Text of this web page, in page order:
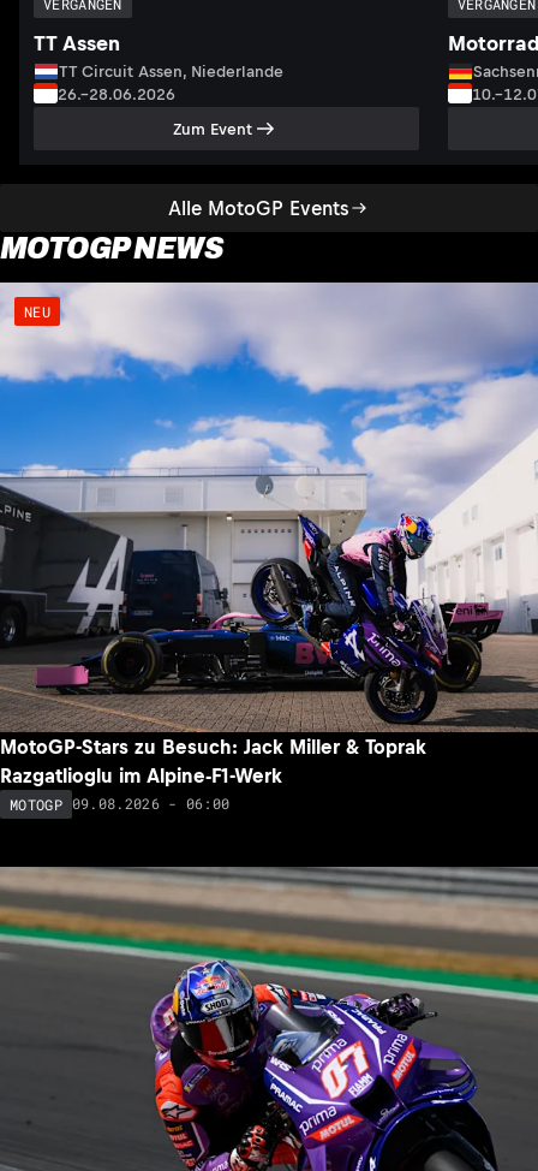
Alle MotoGP Events
TT Assen
TT Circuit Assen, Niederlande
26.–28.06.2026
Zum Event
MOTOGP NEWS
NEU
MotoGP-Stars zu Besuch: Jack Miller & Toprak
Razgatlioglu im Alpine-F1-Werk
MOTOGP 09.08.2026 - 06:00